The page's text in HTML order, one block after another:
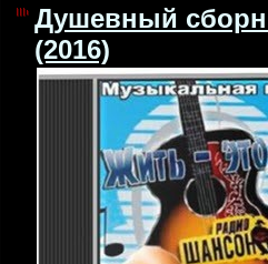
Душевный
(2016)